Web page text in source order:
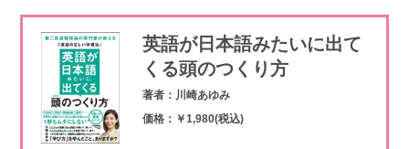
英語が日本語みたいに出て
くる頭のつくり方
著者：川崎あゆみ
価格：￥1,980(税込)